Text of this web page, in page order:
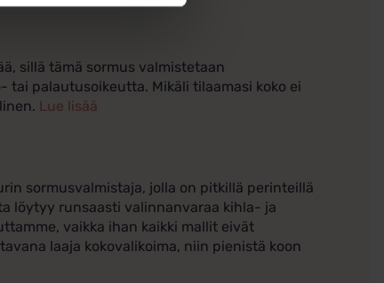
sillä tämä sormus valmistetaan
palautusoikeutta. Mikäli tilaamasi koko ei
Lue lisää
sormusvalmistaja, jolla on pitkillä perinteillä
löytyy runsaasti valinnanvaraa kihla- ja
vaikka ihan kaikki mallit eivät
laaja kokovalikoima, niin pienistä koon